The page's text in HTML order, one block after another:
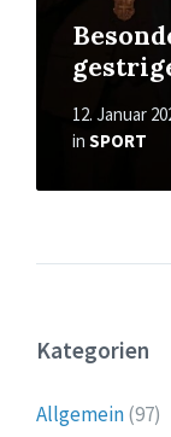
12. Januar
in SPORT
Kategorien
Allgemein(97)